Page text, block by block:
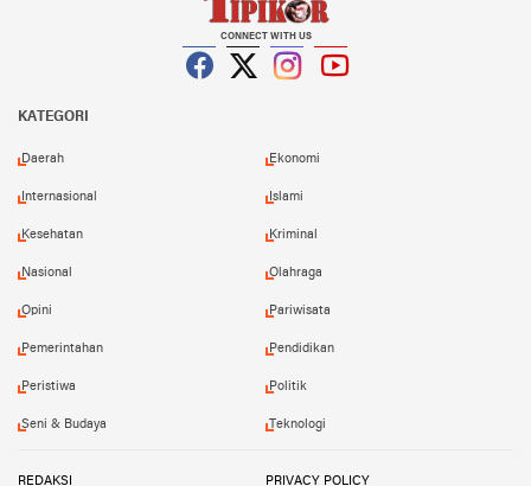
CONNECT WITH US
KATEGORI
Daerah Ekonomi
Internasional Islami
Kesehatan Kriminal
Nasional Olahraga
Opini Pariwisata
Pemerintahan Pendidikan
Peristiwa Politik
Seni & Budaya Teknologi
REDAKSI PRIVACY POLICY